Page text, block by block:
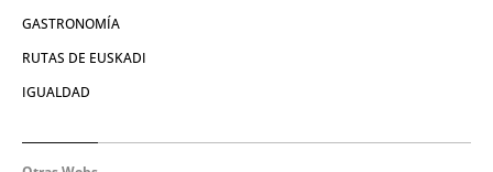
GASTRONOMÍA
RUTAS DE EUSKADI
IGUALDAD